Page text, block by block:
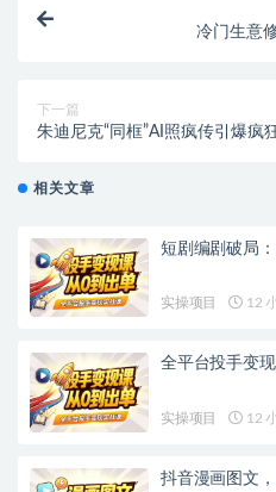
冷门生意
下一篇
朱迪尼克“同框”AI照疯传引爆疯
相关文章
短剧编剧破局
实操项目 12
全平台投手变
实操项目 12
抖音漫画图文